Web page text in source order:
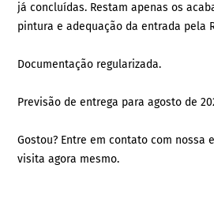
já concluídas. Restam apenas os
pintura e adequação da entrada pela
Documentação regularizada.
Previsão de entrega para agosto de
Gostou? Entre em contato com nossa
visita agora mesmo.